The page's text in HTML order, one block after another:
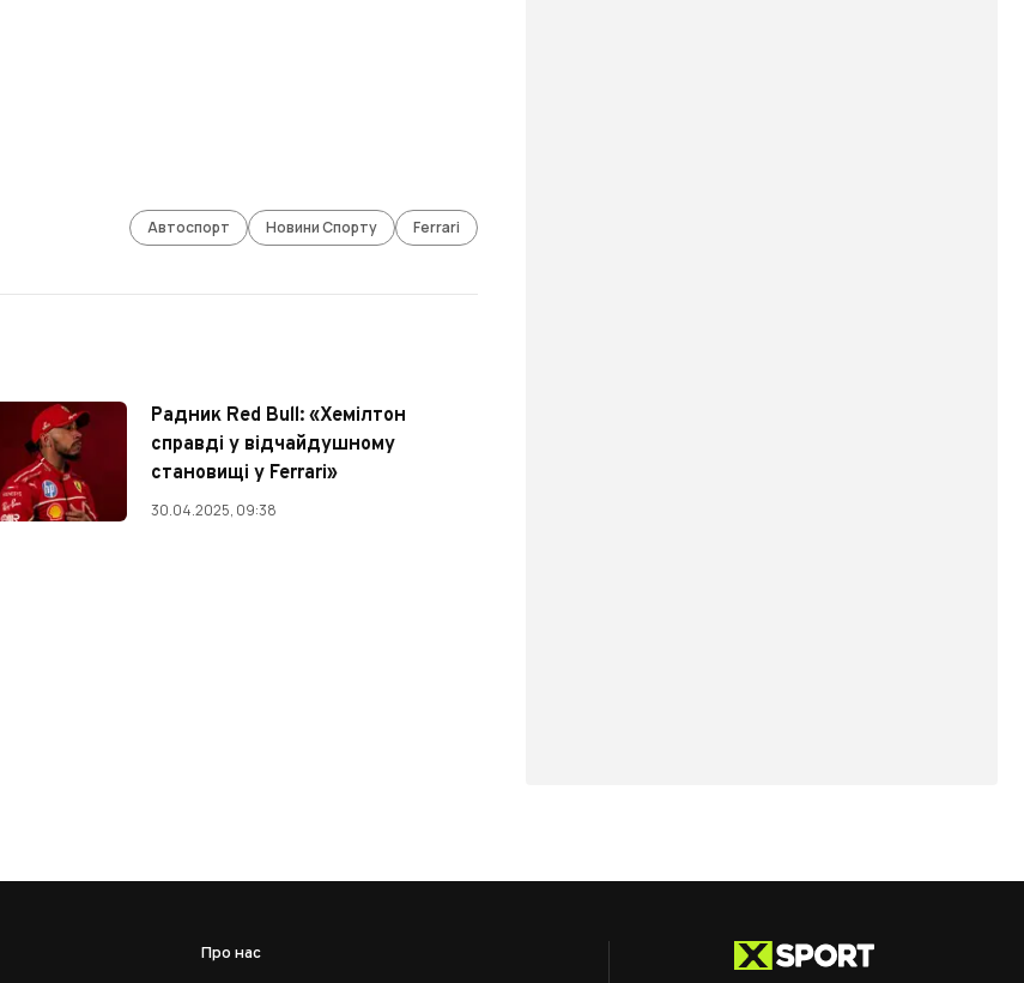
Автоспорт Новини Спорту Ferrari
Радник Red Bull: «Хемілтон
справді у відчайдушному
становищі у Ferrari»
30.04.2025, 09:38
Про нас